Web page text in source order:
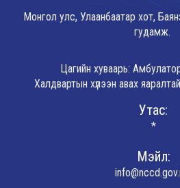
Монгол улс, Улаанбаатар хот,
гудамж.
Цагийн хуваарь:
Халдвартын хүлээн авах
Утас:
*
Мэйл: